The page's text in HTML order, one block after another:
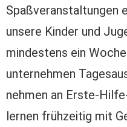
Spaßveranstaltungen
unsere Kinder und
mindestens ein
unternehmen
nehmen an Erste-
lernen frühzeitig mit